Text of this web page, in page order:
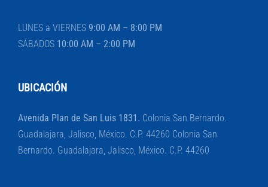
LUNES a VIERNES 9:00 AM – 8:00 PM
SÁBADOS 10:00 AM – 2:00 PM
UBICACIÓN
Avenida Plan de San Luis 1831. Colonia San Bernardo.
Guadalajara, Jalisco, México. C.P. 44260 Colonia San
Bernardo. Guadalajara, Jalisco, México. C.P. 44260